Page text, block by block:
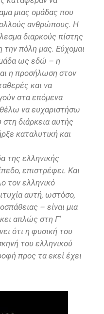
μιας ομάδας που
ανθρώπους. Η
διαρκούς πίστης
την πόλη μας. Εύχομαι
ως εδώ – η
η προσήλωση στον
και να
στα επόμενα
να ευχαριστήσω
διάρκεια αυτής
καταλυτική και
της ελληνικής
επιστρέφει. Και
τον ελληνικό
αυτή, ωστόσο,
– είναι μια
απλώς στη Γ’
ότι η φυσική του
του ελληνικού
προς τα εκεί έχει